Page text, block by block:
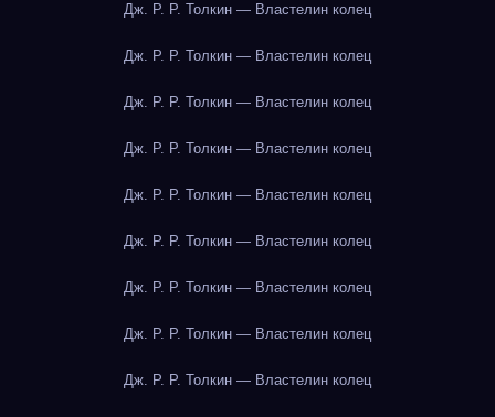
Дж. Р. Р. Толкин — Властелин колец
Дж. Р. Р. Толкин — Властелин колец
Дж. Р. Р. Толкин — Властелин колец
Дж. Р. Р. Толкин — Властелин колец
Дж. Р. Р. Толкин — Властелин колец
Дж. Р. Р. Толкин — Властелин колец
Дж. Р. Р. Толкин — Властелин колец
Дж. Р. Р. Толкин — Властелин колец
Дж. Р. Р. Толкин — Властелин колец